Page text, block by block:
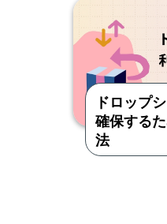
ドロップ
確保する
法